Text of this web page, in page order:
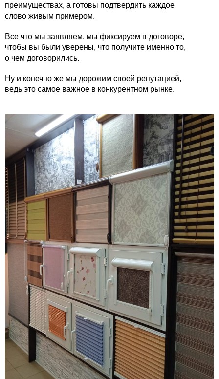
преимуществах, а готовы подтвердить каждое
слово живым примером.
Все что мы заявляем, мы фиксируем в договоре,
чтобы вы были уверены, что получите именно то,
о чем договорились.
Ну и конечно же мы дорожим своей репутацией,
ведь это самое важное в конкурентном рынке.